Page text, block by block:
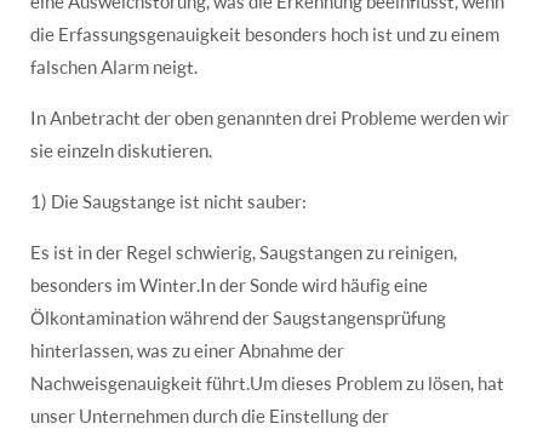
die Erfassungsgenauigkeit besonders hoch ist und zu einem
falschen Alarm neigt.
In Anbetracht der oben genannten drei Probleme werden wir
sie einzeln diskutieren.
1) Die Saugstange ist nicht sauber:
Es ist in der Regel schwierig, Saugstangen zu reinigen,
besonders im Winter.In der Sonde wird häufig eine
Ölkontamination während der Saugstangensprüfung
hinterlassen, was zu einer Abnahme der
Nachweisgenauigkeit führt.Um dieses Problem zu lösen, hat
unser Unternehmen durch die Einstellung der